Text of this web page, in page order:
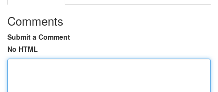
Comments
Submit a Comment
No HTML